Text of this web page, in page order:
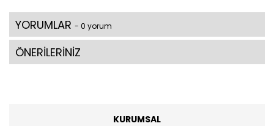
YORUMLAR - 0 yorum
ÖNERİLERİNİZ
KURUMSAL